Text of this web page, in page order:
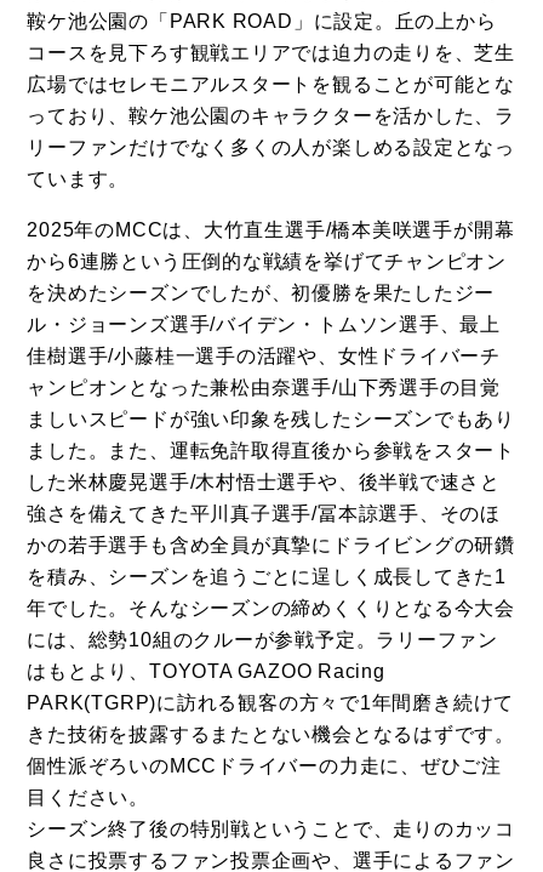
鞍ケ池公園の「PARK ROAD」に設定。丘の上から
コースを見下ろす観戦エリアでは迫力の走りを、芝生
広場ではセレモニアルスタートを観ることが可能とな
っており、鞍ケ池公園のキャラクターを活かした、ラ
リーファンだけでなく多くの人が楽しめる設定となっ
ています。
2025年のMCCは、大竹直生選手/橋本美咲選手が開幕
から6連勝という圧倒的な戦績を挙げてチャンピオン
を決めたシーズンでしたが、初優勝を果たしたジー
ル・ジョーンズ選手/バイデン・トムソン選手、最上
佳樹選手/小藤桂一選手の活躍や、女性ドライバーチ
ャンピオンとなった兼松由奈選手/山下秀選手の目覚
ましいスピードが強い印象を残したシーズンでもあり
ました。また、運転免許取得直後から参戦をスタート
した米林慶晃選手/木村悟士選手や、後半戦で速さと
強さを備えてきた平川真子選手/冨本諒選手、そのほ
かの若手選手も含め全員が真摯にドライビングの研鑽
を積み、シーズンを追うごとに逞しく成長してきた1
年でした。そんなシーズンの締めくくりとなる今大会
には、総勢10組のクルーが参戦予定。ラリーファン
はもとより、TOYOTA GAZOO Racing
PARK(TGRP)に訪れる観客の方々で1年間磨き続けて
きた技術を披露するまたとない機会となるはずです。
個性派ぞろいのMCCドライバーの力走に、ぜひご注
目ください。
シーズン終了後の特別戦ということで、走りのカッコ
良さに投票するファン投票企画や、選手によるファン